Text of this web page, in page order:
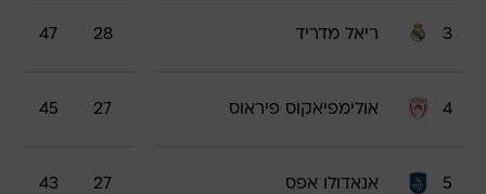
3 ריאל מדריד 28
47
4 אולימפיאקוס פיראוס 27
45
5 אנאדולו אפס 27
43